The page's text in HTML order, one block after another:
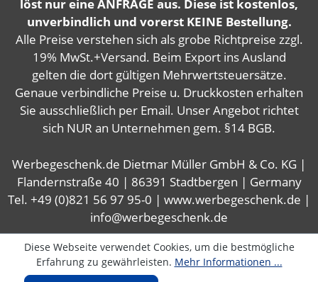
löst nur eine ANFRAGE aus. Diese ist kostenlos,
unverbindlich und vorerst KEINE Bestellung.
Alle Preise verstehen sich als grobe Richtpreise zzgl.
19% MwSt.+Versand. Beim Export ins Ausland
gelten die dort gültigen Mehrwertsteuersätze.
Genaue verbindliche Preise u. Druckkosten erhalten
Sie ausschließlich per Email. Unser Angebot richtet
sich NUR an Unternehmen gem. §14 BGB.
Werbegeschenk.de Dietmar Müller GmbH & Co. KG |
Flandernstraße 40 | 86391 Stadtbergen | Germany
Tel. +49 (0)821 56 97 95-0 | www.werbegeschenk.de |
info@werbegeschenk.de
Diese Webseite verwendet Cookies, um die bestmögliche
Erfahrung zu gewährleisten. Mehr Informationen ...